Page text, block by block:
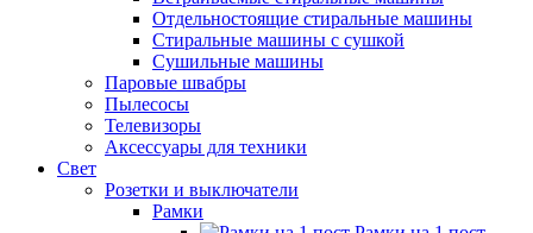
Отдельностоящие стиральные машины
Стиральные машины с сушкой
Сушильные машины
Паровые швабры
Пылесосы
Телевизоры
Аксессуары для техники
Свет
Розетки и выключатели
Рамки